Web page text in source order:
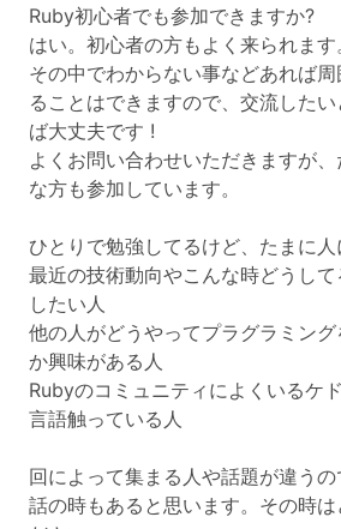
Ruby初心者でも参加できますか?
はい。初心者の方もよく来られます
その中でわからない事などあれば
ることはできますので、交流した
ば大丈夫です !
よくお問い合わせいただきますが
な方も参加しています。
ひとりで勉強してるけど、たまに
最近の技術動向やこんな時どうし
したい人
他の人がどうやってプラグラミン
か興味がある人
Rubyのコミュニティによくいるケ
言語触っている人
回によって集まる人や話題が違う
話の時もあると思います。その時は